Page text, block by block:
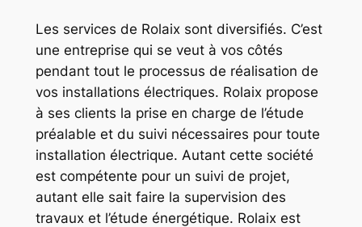
Les services de Rolaix sont diversifiés. C’est
une entreprise qui se veut à vos côtés
pendant tout le processus de réalisation de
vos installations électriques. Rolaix propose
à ses clients la prise en charge de l’étude
préalable et du suivi nécessaires pour toute
installation électrique. Autant cette société
est compétente pour un suivi de projet,
autant elle sait faire la supervision des
travaux et l’étude énergétique. Rolaix est